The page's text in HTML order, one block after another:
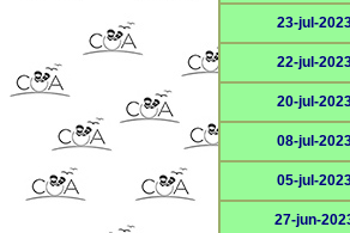
23-jul-
22-jul-
20-jul-
08-jul-
05-jul-
27-jun-